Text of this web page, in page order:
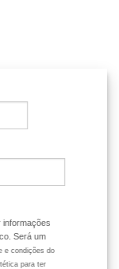
informações
Será um
e condições do
para ter